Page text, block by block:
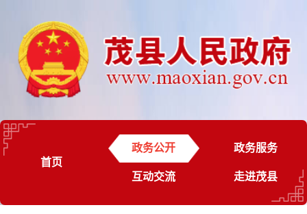
首页
政务公开 政务服务
互动交流 走进茂县